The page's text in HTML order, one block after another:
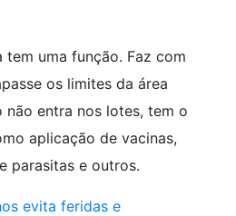
uma função. Faz com
os limites da área
não entra nos lotes, tem o
aplicação de vacinas,
parasitas e outros.
evita feridas e